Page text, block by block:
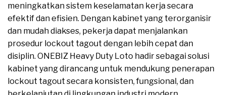
meningkatkan sistem keselamatan kerja secara
efektif dan efisien. Dengan kabinet yang terorganisir
dan mudah diakses, pekerja dapat menjalankan
prosedur lockout tagout dengan lebih cepat dan
disiplin. ONEBIZ Heavy Duty Loto hadir sebagai solusi
kabinet yang dirancang untuk mendukung penerapan
lockout tagout secara konsisten, fungsional, dan